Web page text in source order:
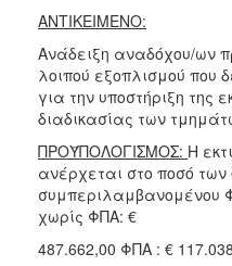
ΑΝΤΙΚΕΙΜΕΝΟ:
Ανάδειξη αναδόχου/ων
λοιπού εξοπλισμού που
για την υποστήριξη της
διαδικασίας των
ΠΡΟΫΠΟΛΟΓΙΣΜΟΣ: Η
ανέρχεται στο ποσό των
συμπεριλαμβανομένου
χωρίς ΦΠΑ: €
487.662,00 ΦΠΑ : €